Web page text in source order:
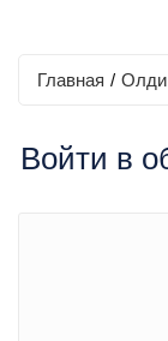
Главная / Олди
Войти в